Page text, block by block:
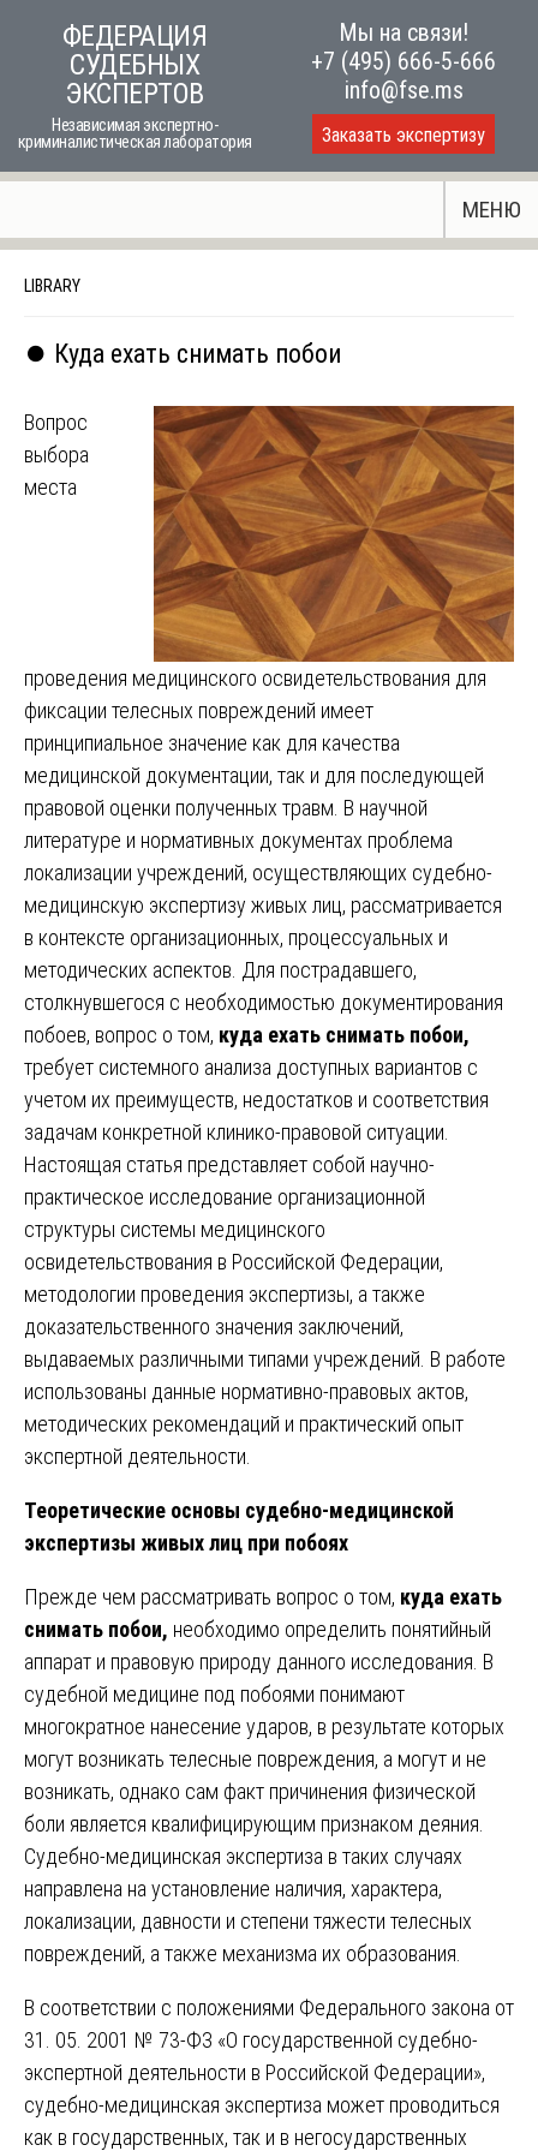
ФЕДЕРАЦИЯ
СУДЕБНЫХ
ЭКСПЕРТОВ
Независимая экспертно-
криминалистическая лаборатория
Мы на связи!
+7 (495) 666-5-666
info@fse.ms
Заказать экспертизу
МЕНЮ
LIBRARY
⏺️ Куда ехать снимать побои
Вопрос
выбора
места
проведения медицинского освидетельствования для
фиксации телесных повреждений имеет
принципиальное значение как для качества
медицинской документации, так и для последующей
правовой оценки полученных травм. В научной
литературе и нормативных документах проблема
локализации учреждений, осуществляющих судебно-
медицинскую экспертизу живых лиц, рассматривается
в контексте организационных, процессуальных и
методических аспектов. Для пострадавшего,
столкнувшегося с необходимостью документирования
побоев, вопрос о том, куда ехать снимать побои,
требует системного анализа доступных вариантов с
учетом их преимуществ, недостатков и соответствия
задачам конкретной клинико-правовой ситуации.
Настоящая статья представляет собой научно-
практическое исследование организационной
структуры системы медицинского
освидетельствования в Российской Федерации,
методологии проведения экспертизы, а также
доказательственного значения заключений,
выдаваемых различными типами учреждений. В работе
использованы данные нормативно-правовых актов,
методических рекомендаций и практический опыт
экспертной деятельности.
Теоретические основы судебно-медицинской
экспертизы живых лиц при побоях
Прежде чем рассматривать вопрос о том, куда ехать
снимать побои, необходимо определить понятийный
аппарат и правовую природу данного исследования. В
судебной медицине под побоями понимают
многократное нанесение ударов, в результате которых
могут возникать телесные повреждения, а могут и не
возникать, однако сам факт причинения физической
боли является квалифицирующим признаком деяния.
Судебно-медицинская экспертиза в таких случаях
направлена на установление наличия, характера,
локализации, давности и степени тяжести телесных
повреждений, а также механизма их образования.
В соответствии с положениями Федерального закона от
31. 05. 2001 № 73-ФЗ «О государственной судебно-
экспертной деятельности в Российской Федерации»,
судебно-медицинская экспертиза может проводиться
как в государственных, так и в негосударственных